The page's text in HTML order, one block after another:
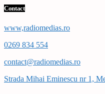
Contact
www,radiomedias.ro
0269 834 554
contact@radiomedias.ro
Strada Mihai Eminescu nr 1,